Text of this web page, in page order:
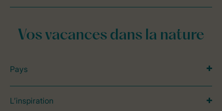
Vos vacances dans la nature
Pays
L’inspiration